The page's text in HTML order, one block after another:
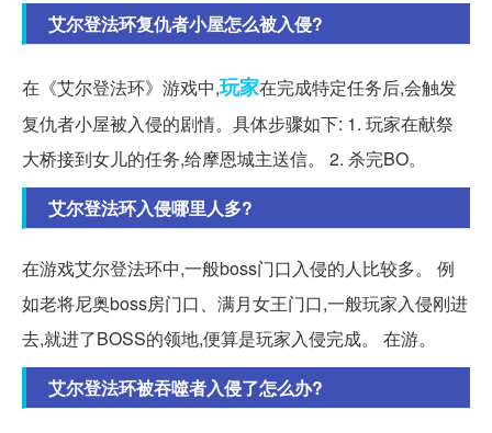
艾尔登法环复仇者小屋怎么被入侵?
在《艾尔登法环》游戏中,玩家在完成特定任务后,会触发
复仇者小屋被入侵的剧情。具体步骤如下: 1. 玩家在献祭
大桥接到女儿的任务,给摩恩城主送信。 2. 杀完BO。
艾尔登法环入侵哪里人多?
在游戏艾尔登法环中,一般boss门口入侵的人比较多。 例
如老将尼奥boss房门口、满月女王门口,一般玩家入侵刚进
去,就进了BOSS的领地,便算是玩家入侵完成。 在游。
艾尔登法环被吞噬者入侵了怎么办?